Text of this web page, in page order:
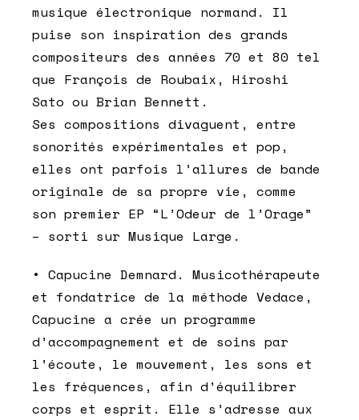
musique électronique normand. Il
puise son inspiration des grands
compositeurs des années 70 et 80 tel
que François de Roubaix, Hiroshi
Sato ou Brian Bennett.
Ses compositions divaguent, entre
sonorités expérimentales et pop,
elles ont parfois l’allures de bande
originale de sa propre vie, comme
son premier EP “L’Odeur de l’Orage”
– sorti sur Musique Large.
• Capucine Demnard. Musicothérapeute
et fondatrice de la méthode Vedace,
Capucine a crée un programme
d’accompagnement et de soins par
l’écoute, le mouvement, les sons et
les fréquences, afin d’équilibrer
corps et esprit. Elle s’adresse aux